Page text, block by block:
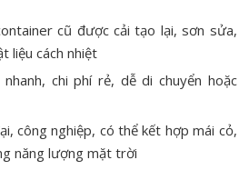
cũ được cải tạo lại, sơn sửa,
liệu cách nhiệt
chi phí rẻ, dễ di chuyển hoặc
công nghiệp, có thể kết hợp mái cỏ,
năng lượng mặt trời